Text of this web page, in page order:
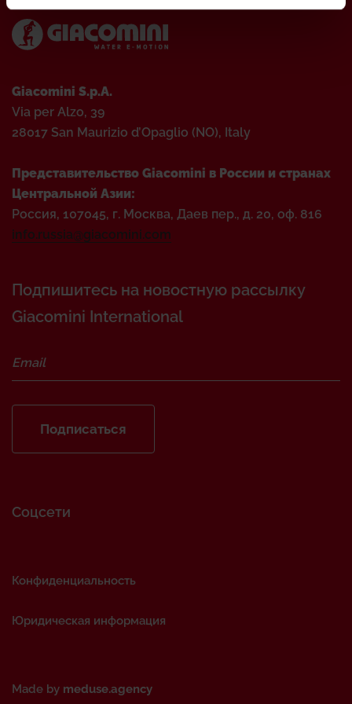
Giacomini S.p.A.
Via per Alzo, 39
28017 San Maurizio d’Opaglio (NO), Italy
Представительство Giacomini в России и странах
Центральной Азии:
Россия, 107045, г. Москва, Даев пер., д. 20, оф. 816
info.russia@giacomini.com
Подпишитесь на новостную рассылку
Giacomini International
Подписаться
Соцсети
Made by meduse.agency
Конфиденциальность
Юридическая информация